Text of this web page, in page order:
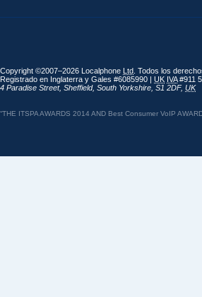
Copyright ©2007–2026 Localphone Ltd . Todos los
Registrado en Inglaterra y Gales #6085990 | UK IVA#911
4 Paradise Street, Sheffield, South Yorkshire S1 2DF, UK
“THE ITSPA AWARDS 2014 AND Best Consumer VoIP